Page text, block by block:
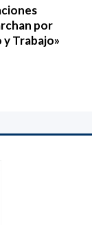
por
y Trabajo»